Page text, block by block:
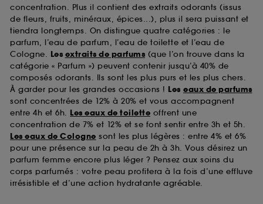
concentration. Plus il contient des extraits odorants (issus
de fleurs, fruits, minéraux, épices...), plus il sera puissant et
tiendra longtemps. On distingue quatre catégories : le
parfum, l’eau de parfum, l’eau de toilette et l’eau de
Cologne. Les extraits de parfums (que l’on trouve dans la
catégorie « Parfum ») peuvent contenir jusqu’à 40% de
composés odorants. Ils sont les plus purs et les plus chers.
À garder pour les grandes occasions ! Les eaux de parfums
sont concentrées de 12% à 20% et vous accompagnent
entre 4h et 6h. Les eaux de toilette offrent une
concentration de 7% et 12% et se font sentir entre 3h et 5h.
Les eaux de Cologne sont les plus légères : entre 4% et 6%
pour une présence sur la peau de 2h à 3h. Vous désirez un
parfum femme encore plus léger ? Pensez aux soins du
corps parfumés : votre peau profitera à la fois d’une effluve
irrésistible et d’une action hydratante agréable.